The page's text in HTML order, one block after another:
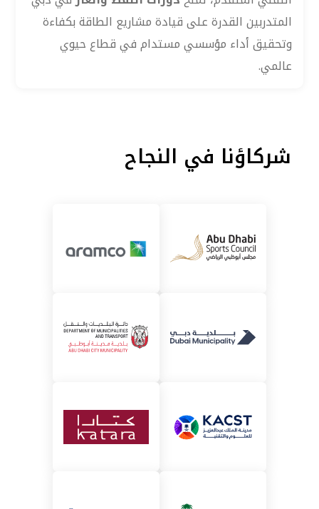
المتدربين القدرة على قيادة مشاريع الطاقة بكفاءة
وتحقيق أداء مؤسسي مستدام في قطاع حيوي
عالمي.
شركاؤنا في النجاح